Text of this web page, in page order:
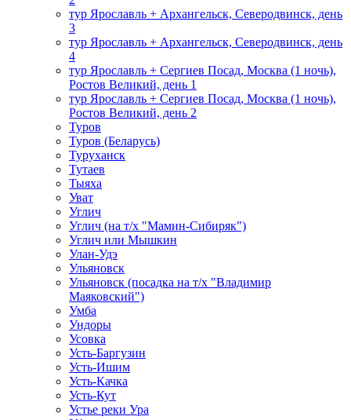
тур Ярославль + Архангельск, Северодвинск, день
3
тур Ярославль + Архангельск, Северодвинск, день
4
тур Ярославль + Сергиев Посад, Москва (1 ночь),
Ростов Великий, день 1
тур Ярославль + Сергиев Посад, Москва (1 ночь),
Ростов Великий, день 2
Туров
Туров (Беларусь)
Туруханск
Тутаев
Тыяха
Уват
Углич
Углич (на т/х "Мамин-Сибиряк")
Углич или Мышкин
Улан-Удэ
Ульяновск
Ульяновск (посадка на т/х "Владимир
Маяковский")
Умба
Ундоры
Усовка
Усть-Баргузин
Усть-Ишим
Усть-Качка
Усть-Кут
Устье реки Ура